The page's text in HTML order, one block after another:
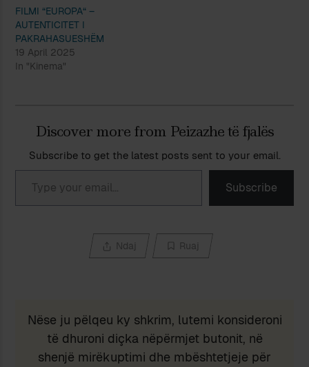
FILMI “EUROPA“ –
AUTENTICITET I
PAKRAHASUESHËM
19 April 2025
In "Kinema"
Discover more from Peizazhe të fjalës
Subscribe to get the latest posts sent to your email.
Type your email…
Subscribe
Ndaj Ruaj
Nëse ju pëlqeu ky shkrim, lutemi konsideroni
të dhuroni diçka nëpërmjet butonit, në
shenjë mirëkuptimi dhe mbështetjeje për